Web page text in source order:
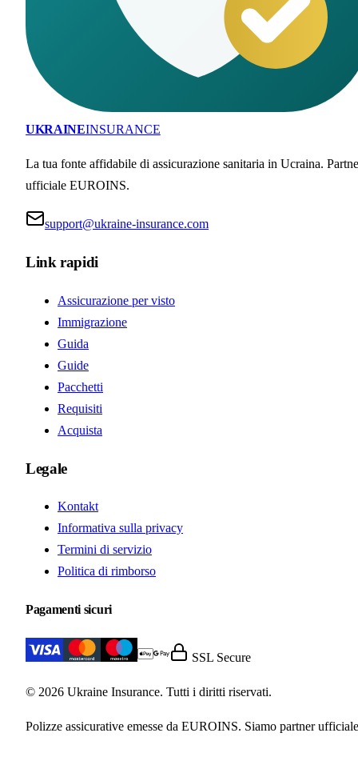
UKRAINEINSURANCE
La tua fonte affidabile di assicurazione sanitaria in Ucraina.
ufficiale EUROINS.
support@ukraine-insurance.com
Link rapidi
Assicurazione per visto
Immigrazione
Guida
Guide
Pacchetti
Requisiti
Acquista
Legale
Kontakt
Informativa sulla privacy
Termini di servizio
Politica di rimborso
Pagamenti sicuri
SSL Secure
© 2026 Ukraine Insurance. Tutti i diritti riservati.
Polizze assicurative emesse da EUROINS. Siamo partner